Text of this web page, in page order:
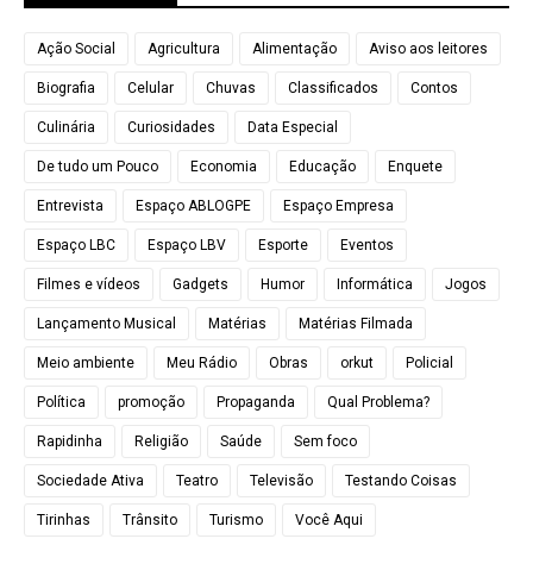
Ação Social Agricultura Alimentação Aviso aos leitores
Biografia Celular Chuvas Classificados Contos
Culinária Curiosidades Data Especial
De tudo um Pouco Economia Educação Enquete
Entrevista Espaço ABLOGPE Espaço Empresa
Espaço LBC Espaço LBV Esporte Eventos
Filmes e vídeos Gadgets Humor Informática Jogos
Lançamento Musical Matérias Matérias Filmada
Meio ambiente Meu Rádio Obras orkut Policial
Política promoção Propaganda Qual Problema?
Rapidinha Religião Saúde Sem foco
Sociedade Ativa Teatro Televisão Testando Coisas
Tirinhas Trânsito Turismo Você Aqui